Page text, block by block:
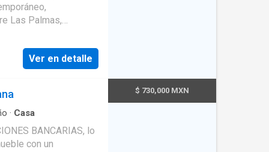
Las Palmas,
comercios,
223.86 m²
- 2 baños
- Cocina integral
con diseño abierto y
e Hipódromo - Área
Ver en detalle
· Casa
BANCARIAS, lo
con un
$ 730,000 MXN